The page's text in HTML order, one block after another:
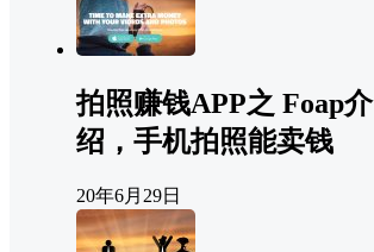
拍照赚钱APP之 Foap介
绍，手机拍照能卖钱
20年6月29日